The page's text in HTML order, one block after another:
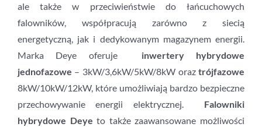
ale także w przeciwieństwie do łańcuchowych
falowników, współpracują zarówno z siecią
energetyczną, jak i dedykowanym magazynem energii.
Marka Deye oferuje inwertery hybrydowe
jednofazowe – 3kW/3,6kW/5kW/8kW oraztrójfazowe
8kW/10kW/12kW, które umożliwiają bardzo bezpieczne
przechowywanie energii elektrycznej.
Falowniki
hybrydowe Deye to także zaawansowane możliwości